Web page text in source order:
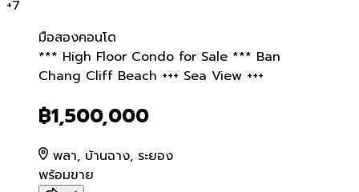
+7
มือสองคอนโด
*** High Floor Condo for
*** High Floor Condo for Sale *** Ban
Chang Cliff Beach +++ Sea View +++
฿1,500,000
พลา, บ้านฉาง, ระยอง
พร้อมขาย